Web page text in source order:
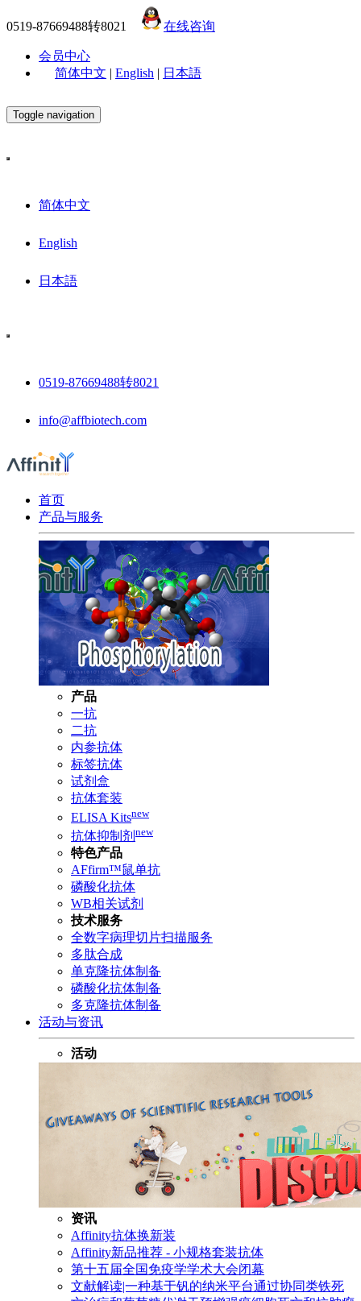
0519-87669488转8021 在线咨询
会员中心
简体中文 | English | 日本語
Toggle navigation
简体中文
English
日本語
0519-87669488转8021
info@affbiotech.com
首页
产品与服务
产品
一抗
二抗
内参抗体
标签抗体
试剂盒
抗体套装
ELISA Kitsnew
抗体抑制剂 new
特色产品
AFfirm™鼠单抗
磷酸化抗体
WB相关试剂
技术服务
全数字病理切片扫描服务
多肽合成
单克隆抗体制备
磷酸化抗体制备
多克隆抗体制备
活动与资讯
活动
资讯
Affinity抗体换新装
Affinity新品推荐 - 小规格套装抗体
第十五届全国免疫学学术大会闭幕
文献解读|一种基于钒的纳米平台通过协同类铁死